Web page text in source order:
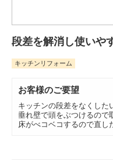
段差を解消し使いや
キッチンリフォーム
お客様のご要望
キッチンの段差をなくした
垂れ壁で頭をぶつけるので
床がべコベコするので直し